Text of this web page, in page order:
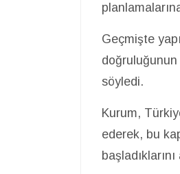
Geçmişte
doğruluğunun
söyledi.
Kurum,
ederek, bu